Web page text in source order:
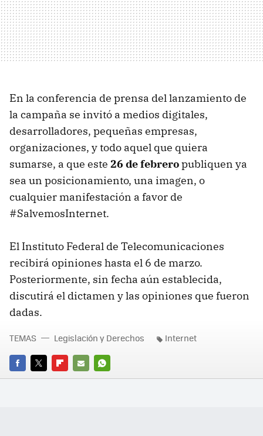
En la conferencia de prensa del lanzamiento de
la campaña se invitó a medios digitales,
desarrolladores, pequeñas empresas,
organizaciones, y todo aquel que quiera
sumarse, a que este 26 de febreropubliquen ya
sea un posicionamiento, una imagen, o
cualquier manifestación a favor de
#SalvemosInternet.
El Instituto Federal de Telecomunicaciones
recibirá opiniones hasta el 6 de marzo.
Posteriormente, sin fecha aún establecida,
discutirá el dictamen y las opiniones que fueron
dadas.
FACEBOOK
TWITTERFLIPBOARD
E-
WHATSAPP
TEMAS Legislación y Derechos Internet